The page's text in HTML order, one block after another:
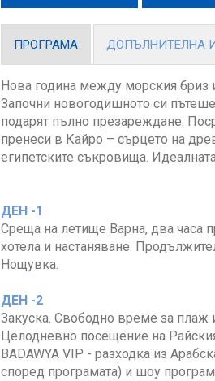
ПРОГРАМА ДОПЪЛНИТЕЛНА
Нова година между морския бриз
Започни новогодишното си
подарят пълно презареждане.
пренеси в Кайро – сърцето на
египетските съкровища.
ДЕН -1
Среща на летище Варна, два часа
хотела и настаняване.
Нощувка.
ДЕН -2
Закуска. Свободно време за плаж
Целодневно посещение на
BADAWYA VIP - разходка из
според програмата) и шоу